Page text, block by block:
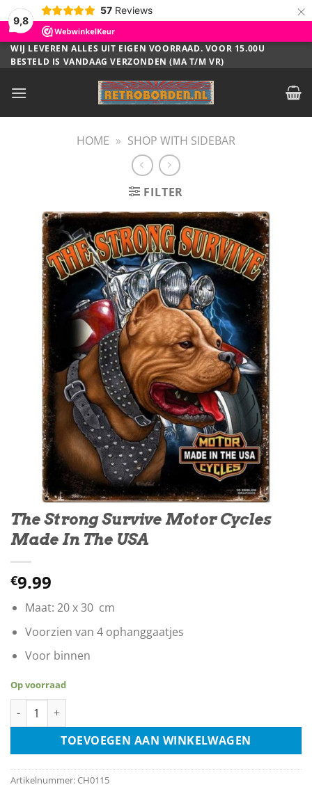
9,8
57 Reviews ×
Ga
naar
WIJ LEVEREN ALLES UIT EIGEN VOORRAAD. VOOR 15.00U
BESTELD IS VANDAAG VERZONDEN (MA T/M VR)
HOME » SHOP WITH SIDEBAR
FILTER
The Strong Survive Motor Cycles
Made In The USA
€9.99
Maat: 20 x 30 cm
Voorzien van 4 ophanggaatjes
Voor binnen
Op voorraad
The Strong Survive Motor Cycles Made In The USA aantal
TOEVOEGEN AAN WINKELWAGEN
Artikelnummer:CH0115